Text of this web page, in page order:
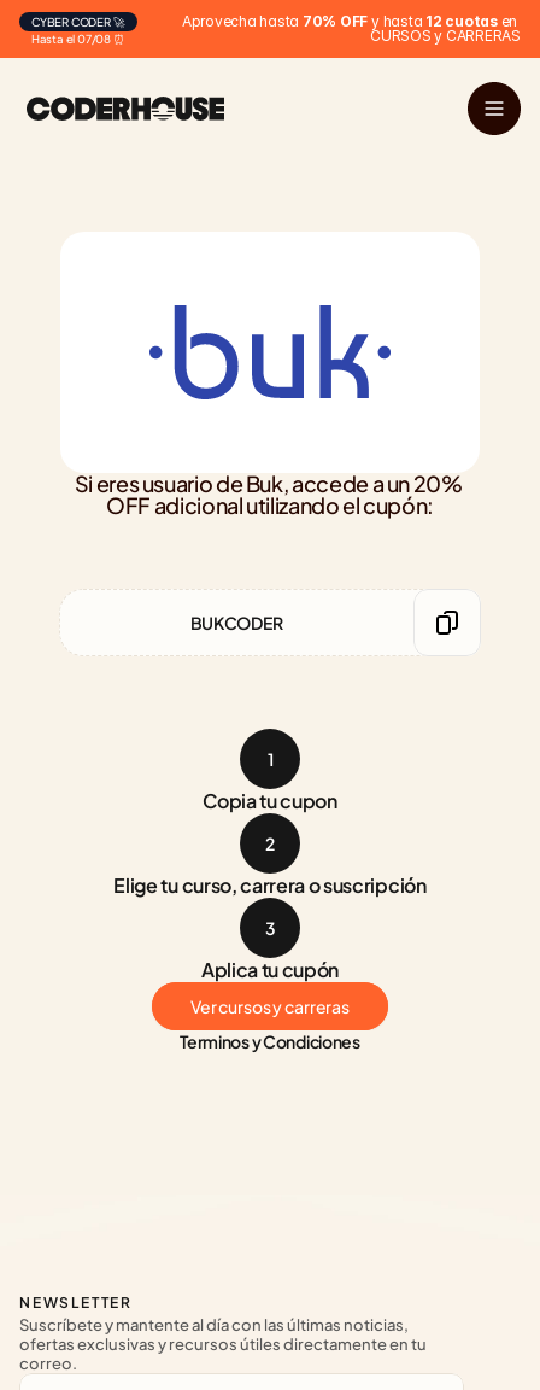
Hasta el 07/08 ⏰
CYBER CODER 🚀 Aprovecha hasta 70% OFF y hasta 12 cuotas en
CURSOS y CARRERAS
Si eres usuario de Buk, accede a un 20%
OFF adicional utilizando el cupón:
BUKCODER
1
Copia tu cupon
2
Elige tu curso, carrera o suscripción
3
Aplica tu cupón
Ver cursos y carreras
Terminos y Condiciones
NEWSLETTER
Suscríbete y mantente al día con las últimas noticias,
ofertas exclusivas y recursos útiles directamente en tu
correo.